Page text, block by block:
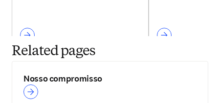
Related pages
Nosso compromisso